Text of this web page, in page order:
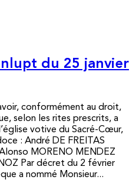
du 25 janvier
conformément au droit,
selon les rites prescrits, a
votive du Sacré-Cœur,
: André DE FREITAS
MORENO MENDEZ
Par décret du 2 février
a nommé Monsieur...